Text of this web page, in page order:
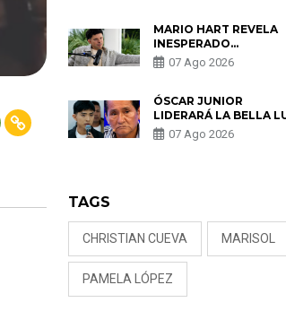
MARIO HART REVELA
INESPERADO
PROBLEMA DE SALUD
ANTES DE SEPARARSE
ENCONTRARON UN
TUMOR”
07 Ago 2026
ÓSCAR JUNIOR
LIDERARÁ LA BELLA
TRAS SALIDA DE SU
PADRE POR POLÉMICA
07 Ago 2026
TAGS
CHRISTIAN CUEVA MARISOL
PAMELA LÓPEZ